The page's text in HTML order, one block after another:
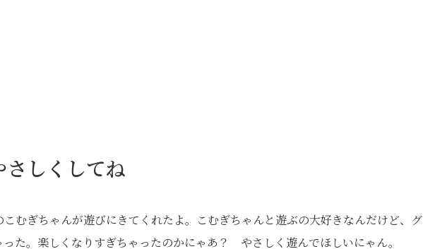
しくしてね
むぎちゃんが遊びにきてくれたよ。こむぎちゃんと遊ぶの大好きなんだけど、グ
た。楽しくなりすぎちゃったのかにゃあ？ やさしく遊んでほしいにゃん。